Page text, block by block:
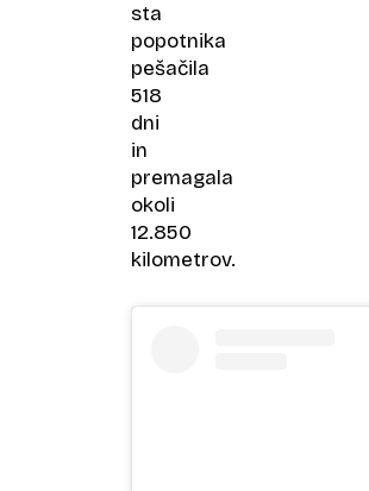
sta
popotnika
pešačila
518
dni
in
premagala
okoli
12.850
kilometrov.